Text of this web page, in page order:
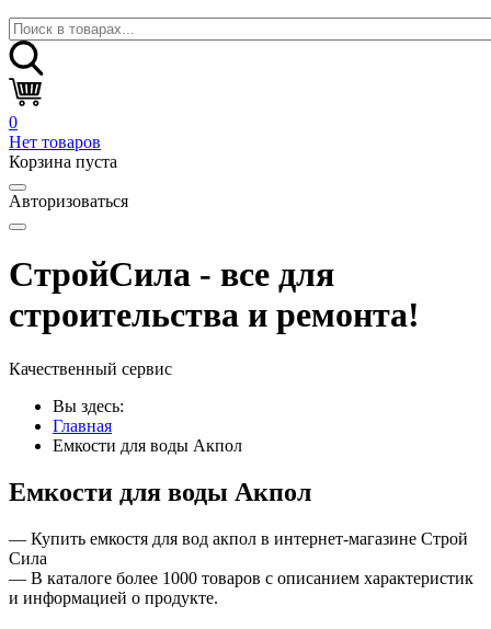
0
Нет товаров
Корзина пуста
Авторизоваться
СтройСила - все для
строительства и ремонта!
Качественный сервис
Вы здесь:
Главная
Емкости для воды Акпол
Емкости для воды Акпол
— Купить емкостя для вод акпол в интернет-магазине Строй
Сила
— В каталоге более 1000 товаров с описанием характеристик
и информацией о продукте.